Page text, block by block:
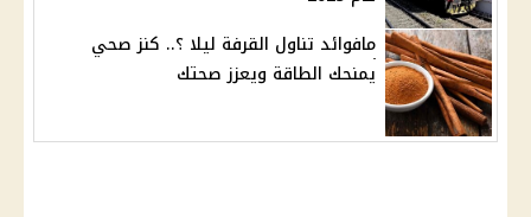
مافوائد تناول القرفة ليلا ؟.. كنز صحي
يمنحك الطاقة ويعزز صحتك